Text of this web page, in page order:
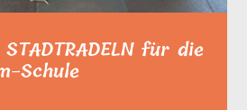
für die
Schule